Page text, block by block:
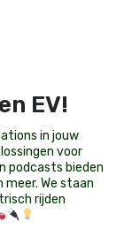
EV!
in jouw
voor
podcasts bieden
We staan
rijden